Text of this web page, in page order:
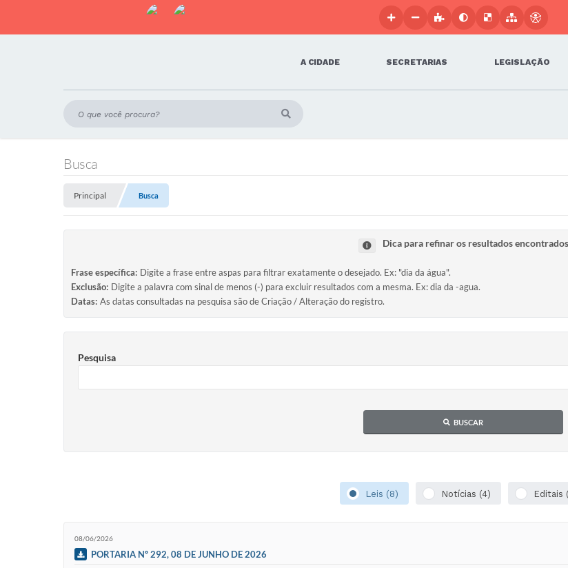
A CIDADE SECRETARIAS LEGISLAÇÃO
Busca
Principal Busca
Dica para refinar os resultados encontrados
Frase específica: Digite a frase entre aspas para filtrar exatamente o desejado. Ex: "dia da água".
Exclusão: Digite a palavra com sinal de menos (-) para excluir resultados com a mesma. Ex: dia da -agua.
Datas: As datas consultadas na pesquisa são de Criação / Alteração do registro.
Pesquisa
BUSCAR
Leis (8) Notícias (4) Editais
08/06/2026
PORTARIA Nº 292, 08 DE JUNHO DE 2026